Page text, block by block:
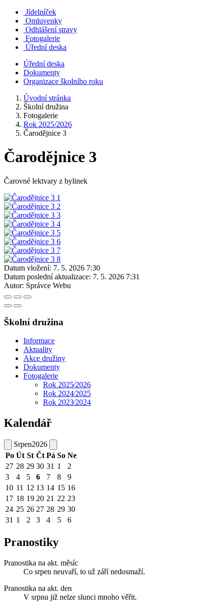
Jídelníček
Omluvenky
Odhlášení stravy
Fotogalerie
Úřední deska
Úřední deska
Dokumenty
Organizace školního roku
Úvodní stránka
Školní družina
Fotogalerie
Rok 2025/2026
Čarodějnice 3
Čarodějnice 3
Čarovné lektvary z bylinek
Datum vložení: 7. 5. 2026 7:30
Datum poslední aktualizace: 7. 5. 2026 7:31
Autor: Správce Webu
Školní družina
Informace
Aktuality
Akce družiny
Dokumenty
Fotogalerie
Rok 2025⁄2026
Rok 2024⁄2025
Rok 2023⁄2024
Kalendář
Srpen2026
Po Út St Čt Pá So Ne
27 28 29 30 31 1
2
3
4 5 6 7 8
9
10 11 12 13 14 15 16
17 18 19 20 21 22 23
24 25 26 27 28 29 30
31 1 2 3 4 5 6
Pranostiky
Pranostika na akt. měsíc
Co srpen neuvaří, to už září nedosmaží.
Pranostika na akt. den
V srpnu již nelze slunci mnoho věřit.